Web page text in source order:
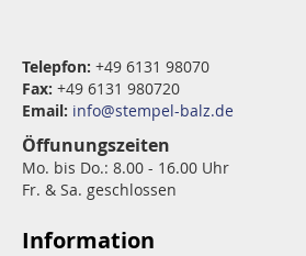
Telepfon: +49 6131 98070
Fax: +49 6131 980720
Email: info@stempel-balz.de
Öffunungszeiten
Mo. bis Do.: 8.00 - 16.00 Uhr
Fr. & Sa. geschlossen
Information